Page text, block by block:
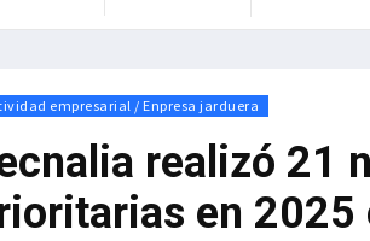
empresarial / Enpresa jarduera
realizó 21
en 2025